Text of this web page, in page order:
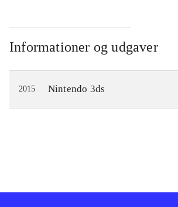
Informationer og udgaver
2015 Nintendo 3ds